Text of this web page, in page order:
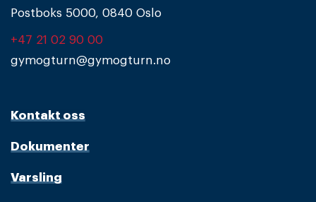
Postboks 5000, 0840 Oslo
+47 21 02 90 00
gymogturn@gymogturn.no
Kontakt oss
Dokumenter
Varsling